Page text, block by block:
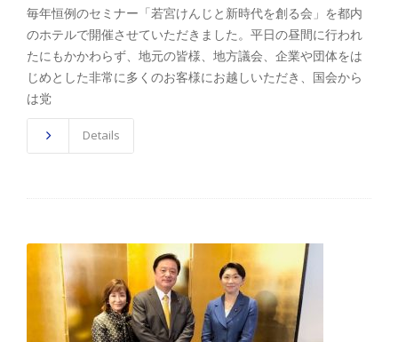
毎年恒例のセミナー「若宮けんじと新時代を創る会」を都内
のホテルで開催させていただきました。平日の昼間に行われ
たにもかかわらず、地元の皆様、地方議会、企業や団体をは
じめとした非常に多くのお客様にお越しいただき、国会から
は党
Details